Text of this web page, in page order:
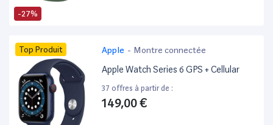
-27%
Top Produit Apple - Montre connectée
Apple Watch Series 6 GPS + Cellular
37 offres à partir de :
149,00 €